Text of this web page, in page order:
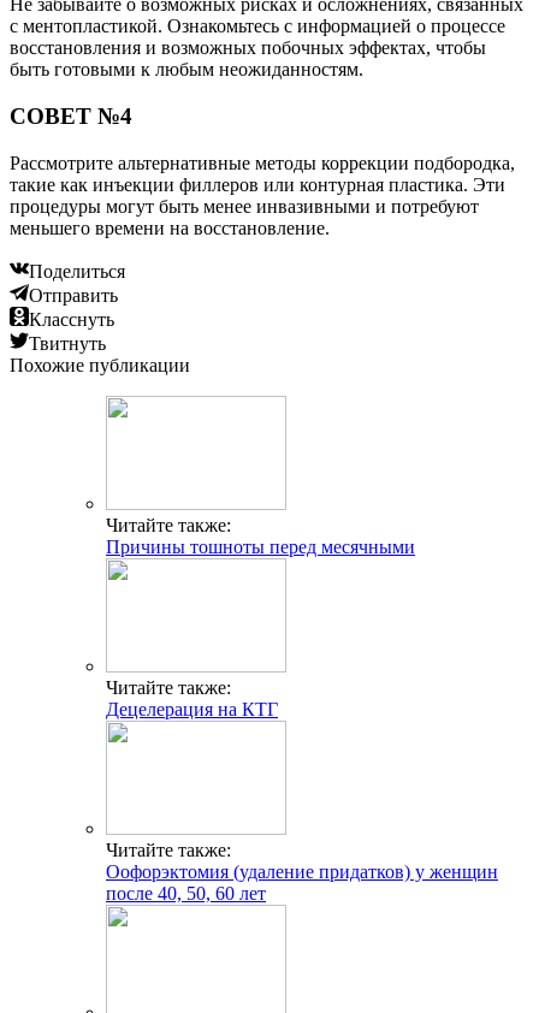
Не забывайте о возможных рисках и осложнениях, связанных
с ментопластикой. Ознакомьтесь с информацией о процессе
восстановления и возможных побочных эффектах, чтобы
быть готовыми к любым неожиданностям.
СОВЕТ №4
Рассмотрите альтернативные методы коррекции подбородка,
такие как инъекции филлеров или контурная пластика. Эти
процедуры могут быть менее инвазивными и потребуют
меньшего времени на восстановление.
Поделиться
Отправить
Класснуть
Твитнуть
Похожие публикации
Читайте также:
Причины тошноты перед месячными
Читайте также:
Децелерация на КТГ
Читайте также:
Оофорэктомия (удаление придатков) у женщин
после 40, 50, 60 лет